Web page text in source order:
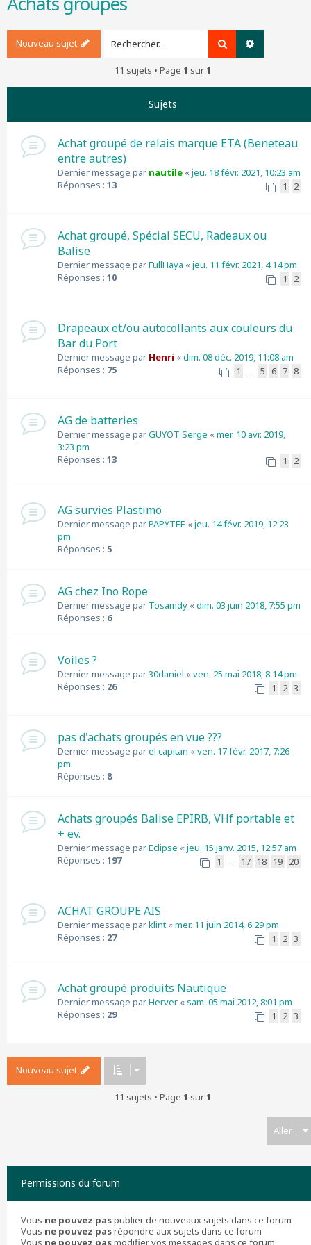
Nouveau sujet Rechercher
11 sujets • Page 1 sur1
Sujets
Achat groupé de relais marque ETA (Beneteau
entre autres)
Dernier message par nautile «jeu. 18 févr. 2021, 10:23 am
Réponses : 13 1 2
Achat groupé, Spécial SECU, Radeaux ou
Balise
Dernier message parFullHaya «jeu. 11 févr. 2021, 4:14 pm
Réponses : 10 1 2
Drapeaux et/ou autocollants aux couleurs du
Bar du Port
Dernier message par Henri «dim. 08 déc. 2019, 11:08 am
Réponses : 75 1 … 5 6 7 8
AG de batteries
Dernier message parGUYOT Serge «mer. 10 avr. 2019,
3:23 pm
Réponses : 13 1 2
AG survies Plastimo
Dernier message parPAPYTEE «jeu. 14 févr. 2019, 12:23
pm
Réponses : 5
AG chez Ino Rope
Dernier message par Tosamdy «dim. 03 juin 2018, 7:55 pm
Réponses : 6
Voiles ?
Dernier message par30daniel «ven. 25 mai 2018, 8:14 pm
Réponses : 26 1 2 3
pas d'achats groupés en vue ???
Dernier message parel capitan «ven. 17 févr. 2017, 7:26
pm
Réponses : 8
Achats groupés Balise EPIRB, VHf portable et
+ ev.
Dernier message parEclipse «jeu. 15 janv. 2015, 12:57 am
Réponses : 197 1 … 17 18 19 20
ACHAT GROUPE AIS
Dernier message parklint «mer. 11 juin 2014, 6:29 pm
Réponses : 27 1 2 3
Achat groupé produits Nautique
Dernier message parHerver «sam. 05 mai 2012, 8:01 pm
Réponses : 29 1 2 3
Nouveau sujet
11 sujets • Page 1 sur1
Aller
Permissions du forum
Vous ne pouvez paspublier de nouveaux sujets dans ce forum
Vous ne pouvez pasrépondre aux sujets dans ce forum
Vous ne pouvez pasmodifier vos messages dans ce forum